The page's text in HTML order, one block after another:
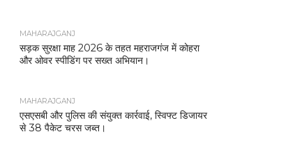
MAHARAJGANJ
सड़क सुरक्षा माह 2026 के तहत महराजगंज में कोहरा
और ओवर स्पीडिंग पर सख्त अभियान।
MAHARAJGANJ
एसएसबी और पुलिस की संयुक्त कार्रवाई, स्विफ्ट डिजायर
से 38 पैकेट चरस जब्त।